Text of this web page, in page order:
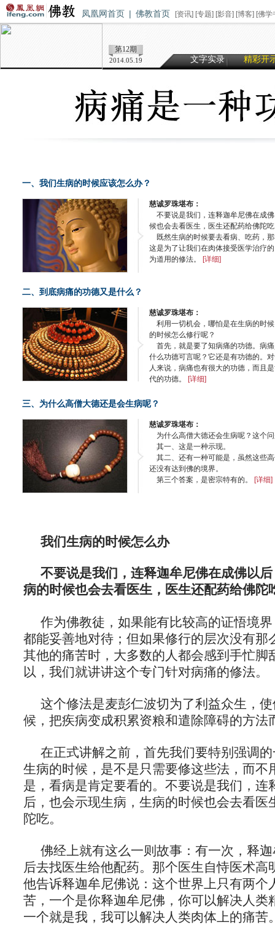
凤凰网首页 | 佛教首页 [资讯] [专题] [影音] [博客] [佛学
第12期
2014.05.19 文字实录 精彩开
一、我们生病的时候应该怎么办？
慈诚罗珠堪布：
不要说是我们，连释迦牟尼佛在成
候也会去看医生，医生还配药给佛陀
既然生病的时候要去看病、吃药，
这是为了让我们在肉体接受医学治疗
为道用的修法。
[详细]
二、到底病痛的功德又是什么？
慈诚罗珠堪布：
利用一切机会，哪怕是在生病的时
的时候怎么修行呢？
首先，就是要了知病痛的功德。病
什么功德可言呢？它还是有功德的。
人来说，病痛也有很大的功德，而且
代的功德。
[详细]
三、为什么高僧大德还是会生病呢？
慈诚罗珠堪布：
为什么高僧大德还会生病呢？这个
其一、这是一种示现。
其二、还有一种可能是，虽然这些
还没有达到佛的境界。
第三个答案，是密宗特有的。
[详细]
我们生病的时候怎么办
不要说是我们，连释迦牟尼佛在成佛以
病的时候也会去看医生，医生还配药给佛陀
作为佛教徒，如果能有比较高的证悟境
都能妥善地对待；但如果修行的层次没有那
其他的痛苦时，大多数的人都会感到手忙脚
以，我们就讲讲这个专门针对病痛的修法。
这个修法是麦彭仁波切为了利益众生，
候，把疾病变成积累资粮和遣除障碍的方法
在正式讲解之前，首先我们要特别强调
生病的时候，是不是只需要修这些法，而不
是，看病是肯定要看的。不要说是我们，连
后，也会示现生病，生病的时候也会去看医
陀吃。
佛经上就有这么一则故事：有一次，释
后去找医生给他配药。那个医生自恃医术高
他告诉释迦牟尼佛说：这个世界上只有两个
苦，一个是你释迦牟尼佛，你可以解决人类
一个就是我，我可以解决人类肉体上的痛苦